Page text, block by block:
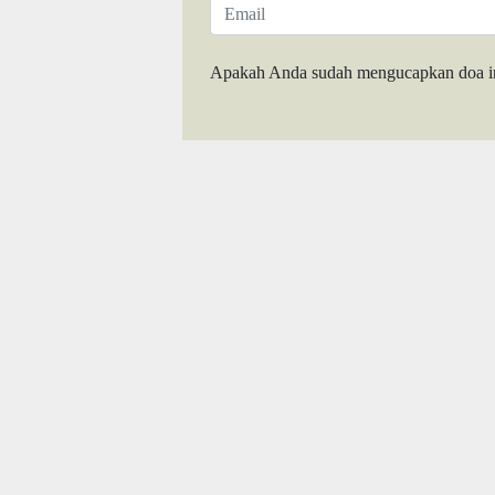
Apakah Anda sudah mengucapkan doa